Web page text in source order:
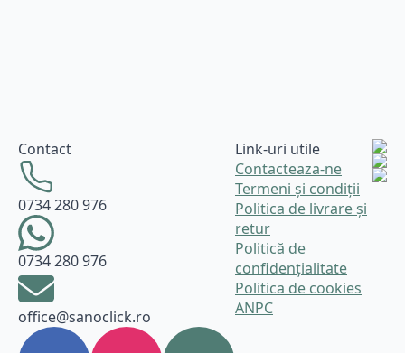
Contact
0734 280 976
0734 280 976
office@sanoclick.ro
Link-uri utile
Contacteaza-ne
Termeni și condiții
Politica de livrare și
retur
Politică de
confidențialitate
Politica de cookies
ANPC